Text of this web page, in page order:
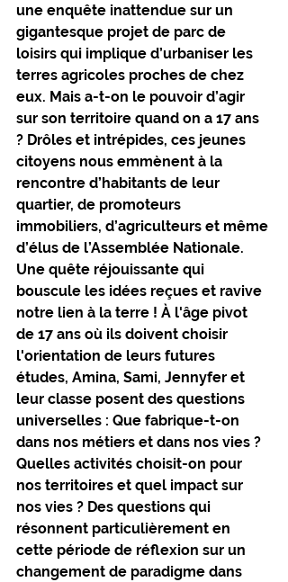
une enquête inattendue sur un
gigantesque projet de parc de
loisirs qui implique d’urbaniser les
terres agricoles proches de chez
eux. Mais a-t-on le pouvoir d’agir
sur son territoire quand on a 17 ans
? Drôles et intrépides, ces jeunes
citoyens nous emmènent à la
rencontre d’habitants de leur
quartier, de promoteurs
immobiliers, d’agriculteurs et même
d’élus de l’Assemblée Nationale.
Une quête réjouissante qui
bouscule les idées reçues et ravive
notre lien à la terre ! À l'âge pivot
de 17 ans où ils doivent choisir
l'orientation de leurs futures
études, Amina, Sami, Jennyfer et
leur classe posent des questions
universelles : Que fabrique-t-on
dans nos métiers et dans nos vies ?
Quelles activités choisit-on pour
nos territoires et quel impact sur
nos vies ? Des questions qui
résonnent particulièrement en
cette période de réflexion sur un
changement de paradigme dans